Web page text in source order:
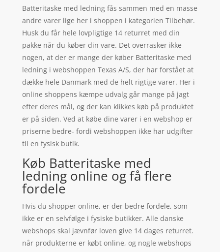
Batteritaske med ledning fås sammen med en masse
andre varer lige her i shoppen i kategorien Tilbehør.
Husk du får hele lovpligtige 14 returret med din
pakke når du køber din vare. Det overrasker ikke
nogen, at der er mange der køber Batteritaske med
ledning i webshoppen Texas A/S, der har forstået at
dække hele Danmark med de helt rigtige varer. Her i
online shoppens kæmpe udvalg går mange på jagt
efter deres mål, og der kan klikkes køb på produktet
er på siden. Ved at købe dine varer i en webshop er
priserne bedre- fordi webshoppen ikke har udgifter
til en fysisk butik.
Køb Batteritaske med
ledning online og få flere
fordele
Hvis du shopper online, er der bedre fordele, som
ikke er en selvfølge i fysiske butikker. Alle danske
webshops skal jævnfør loven give 14 dages returret.
når produkterne er købt online, og nogle webshops